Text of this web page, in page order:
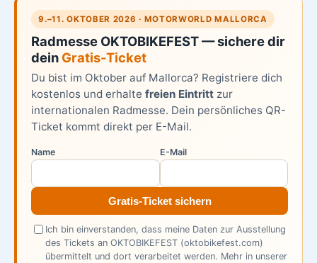
9.–11. OKTOBER 2026 · MOTORWORLD MALLORCA
Radmesse OKTOBIKEFEST — sichere dir
dein Gratis-Ticket
Du bist im Oktober auf Mallorca? Registriere dich
kostenlos und erhalte freien Eintritt zur
internationalen Radmesse. Dein persönliches QR-
Ticket kommt direkt per E-Mail.
Name E-Mail
Gratis-Ticket sichern
Ich bin einverstanden, dass meine Daten zur Ausstellung
des Tickets an OKTOBIKEFEST (oktobikefest.com)
übermittelt und dort verarbeitet werden. Mehr in unserer